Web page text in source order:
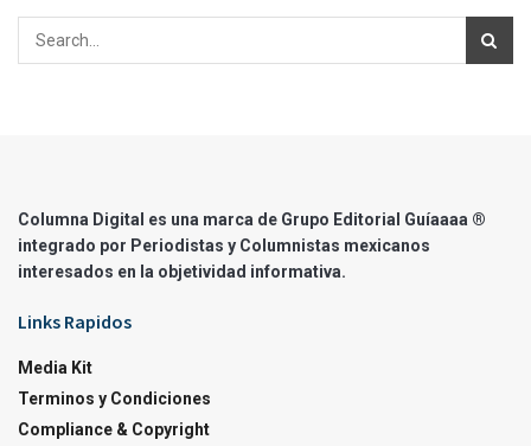
Columna Digital es una marca de Grupo Editorial Guíaaaa ®
integrado por Periodistas y Columnistas mexicanos
interesados en la objetividad informativa.
Links Rapidos
Media Kit
Terminos y Condiciones
Compliance & Copyright